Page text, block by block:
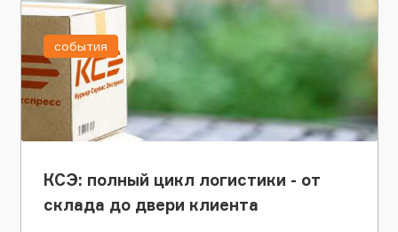
КСЭ: полный цикл логистики - от
склада до двери клиента
события